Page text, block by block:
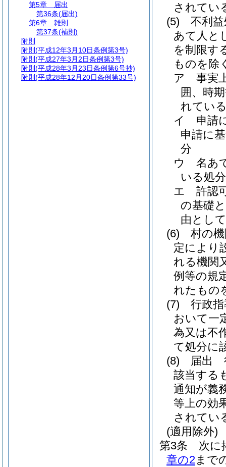
されてい
(5)
不利
あて人と
を制限す
ものを除
ア
事実
囲、時
れてい
イ
申請
申請に
分
ウ
名あ
いる処分
エ
許認
の基礎
由とし
(6)
村の
定により
れる機関
例等の規
れたもの
(7)
行政
おいて一
為又は不
て処分に
(8)
届出
該当する
通知が義
等上の効
されてい
(適用除外)
第3条
次に
章の2まで
第5章
届出
第36条(届出)
第6章
雑則
第37条(補則)
附則
附則 (平成12年3月10日条例第3号)
附則 (平成27年3月2日条例第3号)
附則 (平成28年3月23日条例第6号抄)
附則 (平成28年12月20日条例第33号)